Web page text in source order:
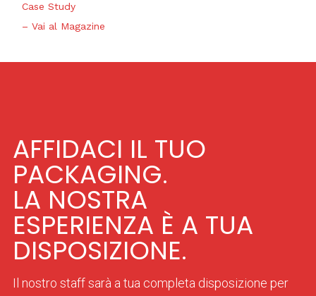
Case Study
– Vai al Magazine
AFFIDACI IL TUO
PACKAGING.
LA NOSTRA
ESPERIENZA È A TUA
DISPOSIZIONE.
Il nostro staff sarà a tua completa disposizione per